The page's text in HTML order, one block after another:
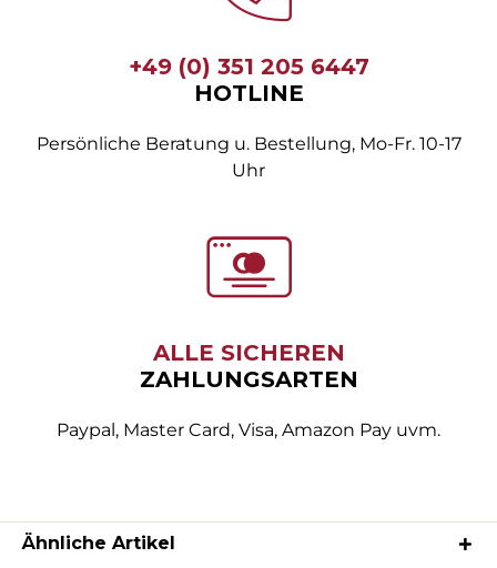
+49 (0) 351 205 6447
HOTLINE
Persönliche Beratung u. Bestellung, Mo-Fr. 10-17
Uhr
ALLE SICHEREN
ZAHLUNGSARTEN
Paypal, Master Card, Visa, Amazon Pay uvm.
Ähnliche Artikel